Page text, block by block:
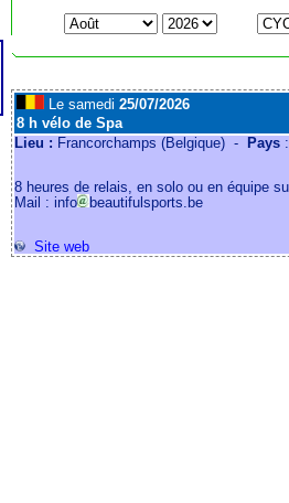
Le samedi 25/07/2026
8 h vélo de Spa
Lieu : Francorchamps (Belgique) - Pays:
8 heures de relais, en solo ou en équipe
Mail : info
beautifulsports.be
Site web